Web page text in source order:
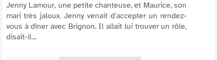
Jenny Lamour, une petite chanteuse, et Maurice, son
mari très jaloux. Jenny venait d'accepter un rendez-
vous à dîner avec Brignon. Il allait lui trouver un rôle,
disait-il...